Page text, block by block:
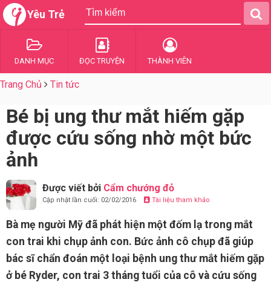
Yêu Trẻ
DANH MỤC ĐỌC TRUYỆN THÀNH VIÊN
Trang Chủ Tin tức
Bé bị ung thư mắt hiếm gặp
được cứu sống nhờ một bức
ảnh
Được viết bởi Cẩm chướng đỏ
Cập nhật lần cuối: 02/02/2016 Tài liệu tham khảo
Bà mẹ người Mỹ đã phát hiện một đốm lạ trong mắt
con trai khi chụp ảnh con. Bức ảnh cô chụp đã giúp
bác sĩ chẩn đoán một loại bệnh ung thư mắt hiếm gặp
ở bé Ryder, con trai 3 tháng tuổi của cô và cứu sống